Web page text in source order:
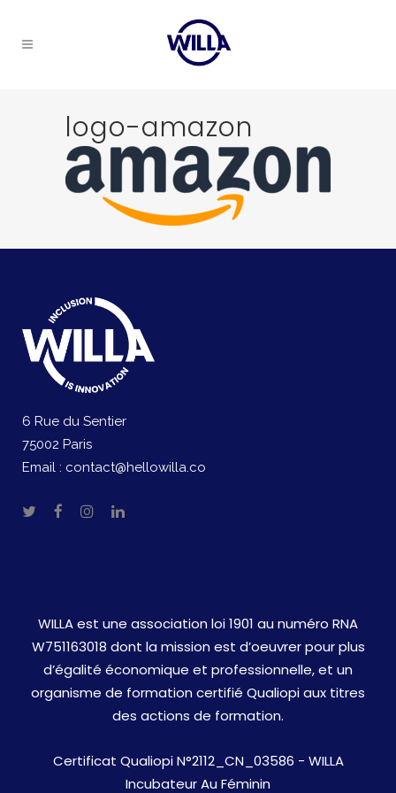
logo-amazon
6 Rue du Sentier
75002 Paris
Email : contact@hellowilla.co
WILLA est une association loi 1901 au numéro RNA
W751163018 dont la mission est d’oeuvrer pour plus
d’égalité économique et professionnelle, et un
organisme de formation certifié Qualiopi aux titres
des actions de formation.
Certificat Qualiopi N°2112_CN_03586 - WILLA
Incubateur Au Féminin